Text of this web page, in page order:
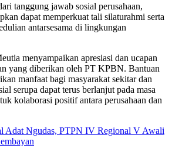
tanggung jawab sosial perusahaan,
dapat memperkuat tali silaturahmi serta
antarsesama di lingkungan
menyampaikan apresiasi dan ucapan
yang diberikan oleh PT KPBN. Bantuan
manfaat bagi masyarakat sekitar dan
serupa dapat terus berlanjut pada masa
kolaborasi positif antara perusahaan dan
Adat Ngudas, PTPN IV Regional V Awali